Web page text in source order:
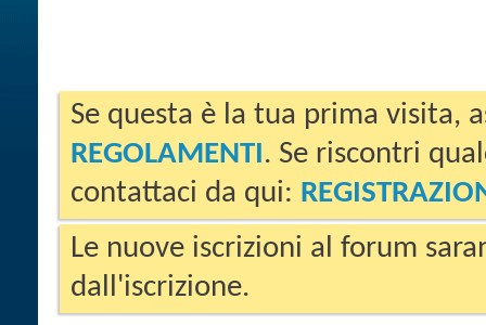
Se questa è la tua prima visita,
REGOLAMENTI. Se riscontri
contattaci da qui:
Le nuove iscrizioni al forum
dall'iscrizione.